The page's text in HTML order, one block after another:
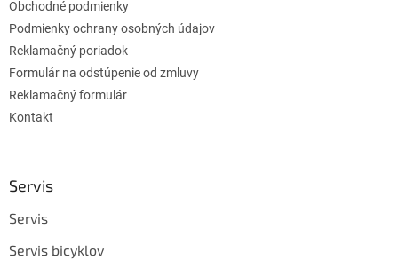
Obchodné podmienky
Podmienky ochrany osobných údajov
Reklamačný poriadok
Formulár na odstúpenie od zmluvy
Reklamačný formulár
Kontakt
Servis
Servis
Servis bicyklov